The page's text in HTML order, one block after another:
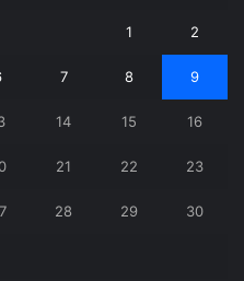
1 2
7 8 9
14 15 16
21 22 23
28 29 30